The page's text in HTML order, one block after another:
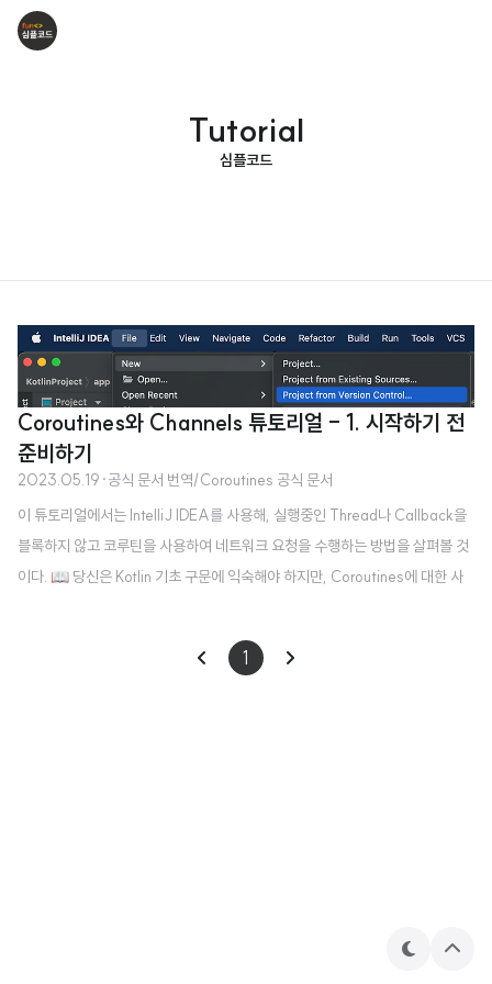
Tutorial
심플코드
Coroutines와 Channels 튜토리얼 - 1. 시작하기 전
준비하기
2023.05.19 ·공식 문서 번역/Coroutines 공식 문서
이 튜토리얼에서는 IntelliJ IDEA를 사용해, 실행중인 Thread나 Callback을
블록하지 않고 코루틴을 사용하여 네트워크 요청을 수행하는 방법을 살펴볼 것
이다. 📖 당신은 Kotlin 기초 구문에 익숙해야 하지만, Coroutines에 대한 사
트워크 요청을 하기 위해 일시 중단 함수를 왜 그리고 어떻게 사용해야 하는지
Coroutines을 사용하여 요청을 동시에 보낼 수 있는 방법 서로 다른 Coroutin
1
테
상